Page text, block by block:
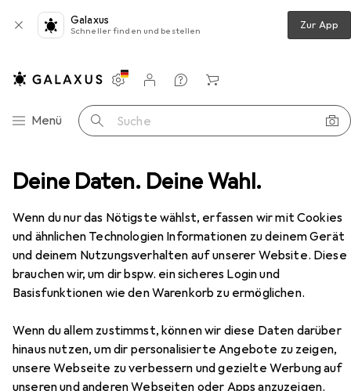
Deine Daten. Deine Wahl.
Wenn du nur das Nötigste wählst, erfassen wir mit Cookies
und ähnlichen Technologien Informationen zu deinem Gerät
und deinem Nutzungsverhalten auf unserer Website. Diese
brauchen wir, um dir bspw. ein sicheres Login und
Basisfunktionen wie den Warenkorb zu ermöglichen.
Wenn du allem zustimmst, können wir diese Daten darüber
hinaus nutzen, um dir personalisierte Angebote zu zeigen,
unsere Webseite zu verbessern und gezielte Werbung auf
unseren und anderen Webseiten oder Apps anzuzeigen.
Galaxus
Schneller finden und bestellen Zur App
Navigation nach Kategorien
Menü Suche
Einstellungen
Kundenkonto
Vergleichslisten
Merklisten
Warenkorb
Dart Dartscheibe Kings Dart Dart-Set Profi
EUR
73,48
Kings DartDart-Set Profi
Zubehör für Kings Dart Dart-Set
Profi